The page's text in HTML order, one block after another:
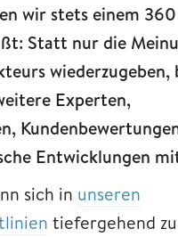
wir stets einem
Statt nur die
wiederzugeben,
Experten,
Entwicklungen
sich in unseren
tiefergehend